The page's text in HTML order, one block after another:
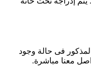
فى حالة وجود
معنا مباشرة.